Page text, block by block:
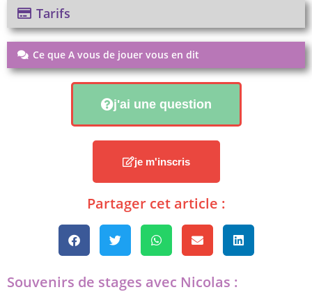
Tarifs
Ce que A vous de jouer vous en dit
j'ai une question
je m'inscris
Partager cet article :
Souvenirs de stages avec Nicolas :